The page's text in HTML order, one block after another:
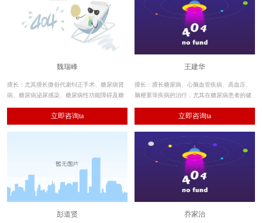
魏瑞峰
擅长：尤其擅长微创代谢纠正手术、糖尿病肾
病、糖尿病泌尿感染、糖尿病性功能障碍及糖
立即咨询ta
王建华
擅长：擅长糖尿病、心脑血管疾病、高血压、
脑梗塞等疾病的治疗，尤其在糖尿病患者的健
立即咨询ta
彭道贤 乔家治